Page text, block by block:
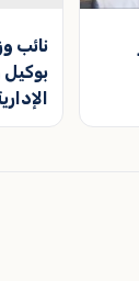
نائب
بوكيل